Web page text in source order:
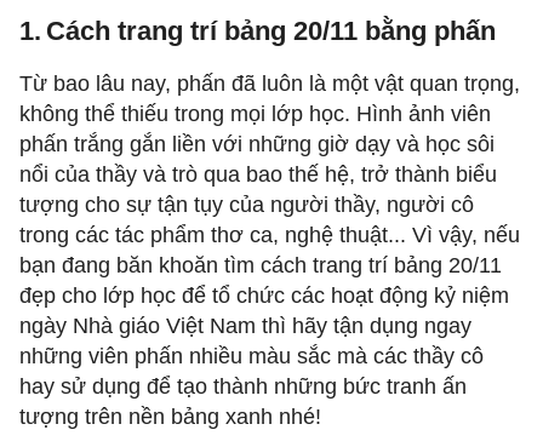
Cách trang trí bảng 20/11 bằng phấn
1.
Từ bao lâu nay, phấn đã luôn là một vật quan trọng,
không thể thiếu trong mọi lớp học. Hình ảnh viên
phấn trắng gắn liền với những giờ dạy và học sôi
nổi của thầy và trò qua bao thế hệ, trở thành biểu
tượng cho sự tận tụy của người thầy, người cô
trong các tác phẩm thơ ca, nghệ thuật... Vì vậy, nếu
bạn đang băn khoăn tìm cách trang trí bảng 20/11
đẹp cho lớp học để tổ chức các hoạt động kỷ niệm
ngày Nhà giáo Việt Nam thì hãy tận dụng ngay
những viên phấn nhiều màu sắc mà các thầy cô
hay sử dụng để tạo thành những bức tranh ấn
tượng trên nền bảng xanh nhé!